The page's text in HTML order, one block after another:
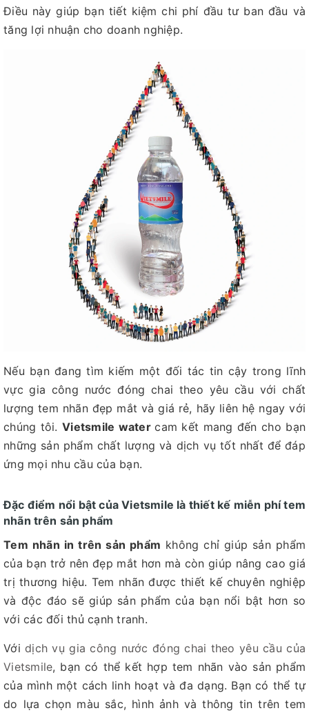
Điều này giúp bạn tiết kiệm chi phí đầu tư ban đầu và
tăng lợi nhuận cho doanh nghiệp.
Nếu bạn đang tìm kiếm một đối tác tin cậy trong lĩnh
vực gia công nước đóng chai theo yêu cầu với chất
lượng tem nhãn đẹp mắt và giá rẻ, hãy liên hệ ngay với
chúng tôi.Vietsmile watercam kết mang đến cho bạn
những sản phẩm chất lượng và dịch vụ tốt nhất để đáp
ứng mọi nhu cầu của bạn.
Đặc điểm nổi bật của Vietsmile là thiết kế miễn phí tem
nhãn trên sản phẩm
Tem nhãn in trên sản phẩm không chỉ giúp sản phẩm
của bạn trở nên đẹp mắt hơn mà còn giúp nâng cao giá
trị thương hiệu. Tem nhãn được thiết kế chuyên nghiệp
và độc đáo sẽ giúp sản phẩm của bạn nổi bật hơn so
với các đối thủ cạnh tranh.
Vớidịch vụ gia công nước đóng chai theo yêu cầu của
Vietsmile, bạn có thể kết hợp tem nhãn vào sản phẩm
của mình một cách linh hoạt và đa dạng. Bạn có thể tự
do lựa chọn màu sắc, hình ảnh và thông tin trên tem